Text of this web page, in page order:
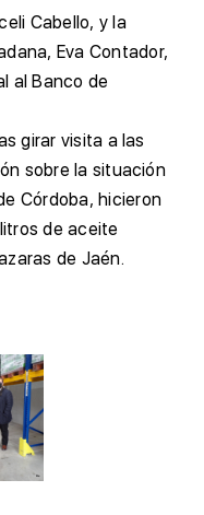
Cabello, y la
Eva Contador,
al Banco de
girar visita a las
sobre la situación
Córdoba, hicieron
de aceite
de Jaén.